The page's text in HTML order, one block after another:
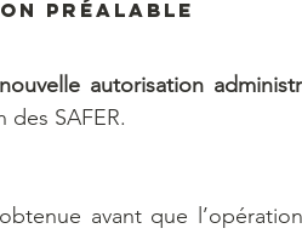
préalable
nouvelle autorisation
SAFER.
avant que